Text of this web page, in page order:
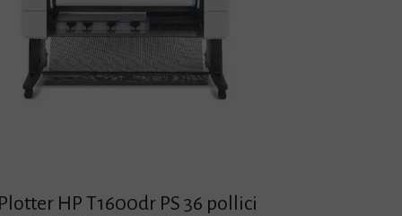
Plotter HP T1600dr PS 36 pollici